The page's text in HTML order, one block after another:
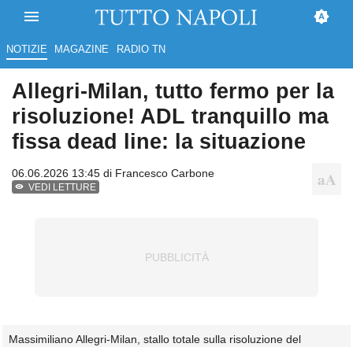
NOTIZIE MAGAZINE RADIO TN
Allegri-Milan, tutto fermo per la
risoluzione! ADL tranquillo ma
fissa dead line: la situazione
06.06.2026 13:45 di Francesco Carbone
VEDI LETTURE
Massimiliano Allegri-Milan, stallo totale sulla risoluzione del